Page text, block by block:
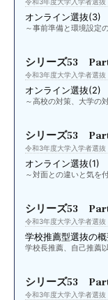
オンライン選抜(3)
～事前準備と環境設定
シリーズ53
令和3年度大学入学者選抜
オンライン選抜(2)
～高校の対策、大学の
シリーズ53
令和3年度大学入学者選抜
オンライン選抜(1)
～対面との違いと気を
シリーズ53
令和3年度大学入学者選抜
学校推薦型選抜の
学校長推薦、自己推薦
シリーズ53
令和3年度大学入学者選抜